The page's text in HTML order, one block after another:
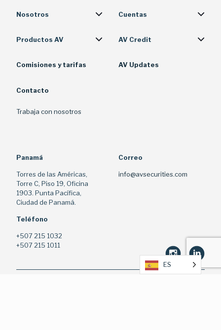
Nosotros
Productos AV
Comisiones y tarifas
Contacto
Trabaja con nosotros
Cuentas
AV Credit
AV Updates
Panamá
Torres de las Américas,
Torre C, Piso 19, Oficina
1903. Punta Pacífica,
Ciudad de Panamá.
Teléfono
+507 215 1032
+507 215 1011
Correo
info@avsecurities.com
ES